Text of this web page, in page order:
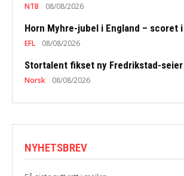
NTB 08/08/2026
Horn Myhre-jubel i England – scoret
EFL 08/08/2026
Stortalent fikset ny Fredrikstad-seier
Norsk 08/08/2026
NYHETSBREV